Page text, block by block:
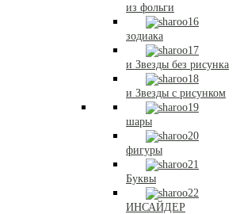
из фольги
зодиака
и Звезды без рисунка
и Звезды с рисунком
шары
фигуры
Буквы
ИНСАЙДЕР